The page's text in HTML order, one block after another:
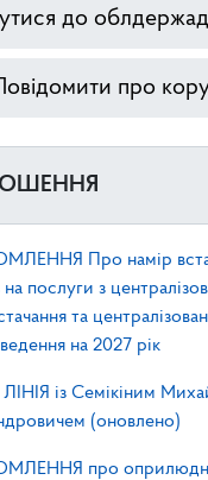
до
про
Про намір
послуги з
та
на 2027 рік
із Семікіним
(оновлено)
про